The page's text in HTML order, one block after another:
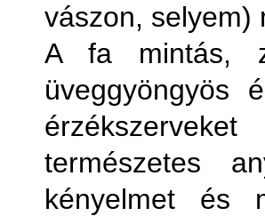
vászon, selyem)
A fa mintás,
üveggyöngyös
természetes
kényelmet és